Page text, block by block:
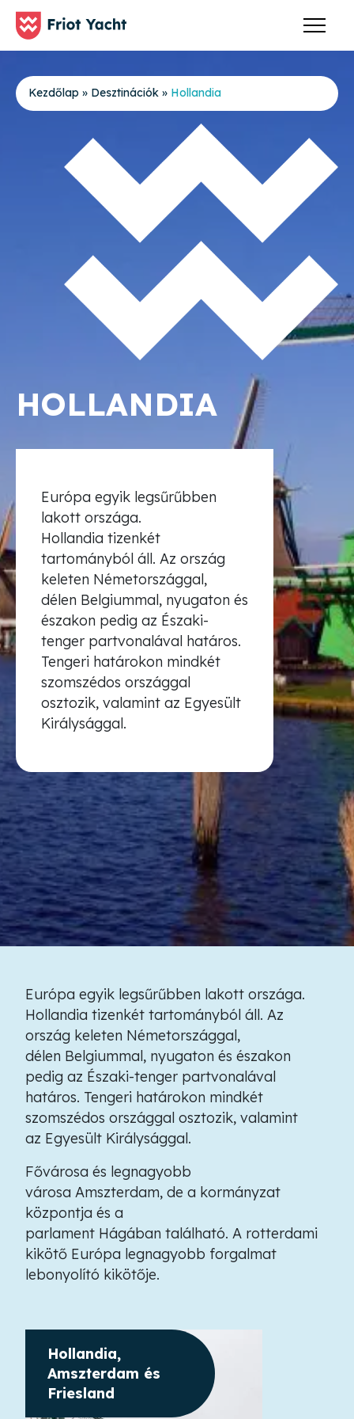
Kezdőlap » Desztinációk » Hollandia
HOLLANDIA
Európa egyik legsűrűbben
lakott országa.
Hollandia tizenkét
tartományból áll. Az ország
keleten Németországgal,
délen Belgiummal, nyugaton és
északon pedig az Északi-
tenger partvonalával határos.
Tengeri határokon mindkét
szomszédos országgal
osztozik, valamint az Egyesült
Királysággal.
Európa egyik legsűrűbben lakott országa.
Hollandia tizenkét tartományból áll. Az
ország keleten Németországgal,
délen Belgiummal, nyugaton és északon
pedig az Északi-tenger partvonalával
határos. Tengeri határokon mindkét
szomszédos országgal osztozik, valamint
az Egyesült Királysággal.
Fővárosa és legnagyobb
városa Amszterdam, de a kormányzat
központja és a
parlament Hágában található. A rotterdami
kikötő Európa legnagyobb forgalmat
lebonyolító kikötője.
Hollandia,
Amszterdam és
Friesland